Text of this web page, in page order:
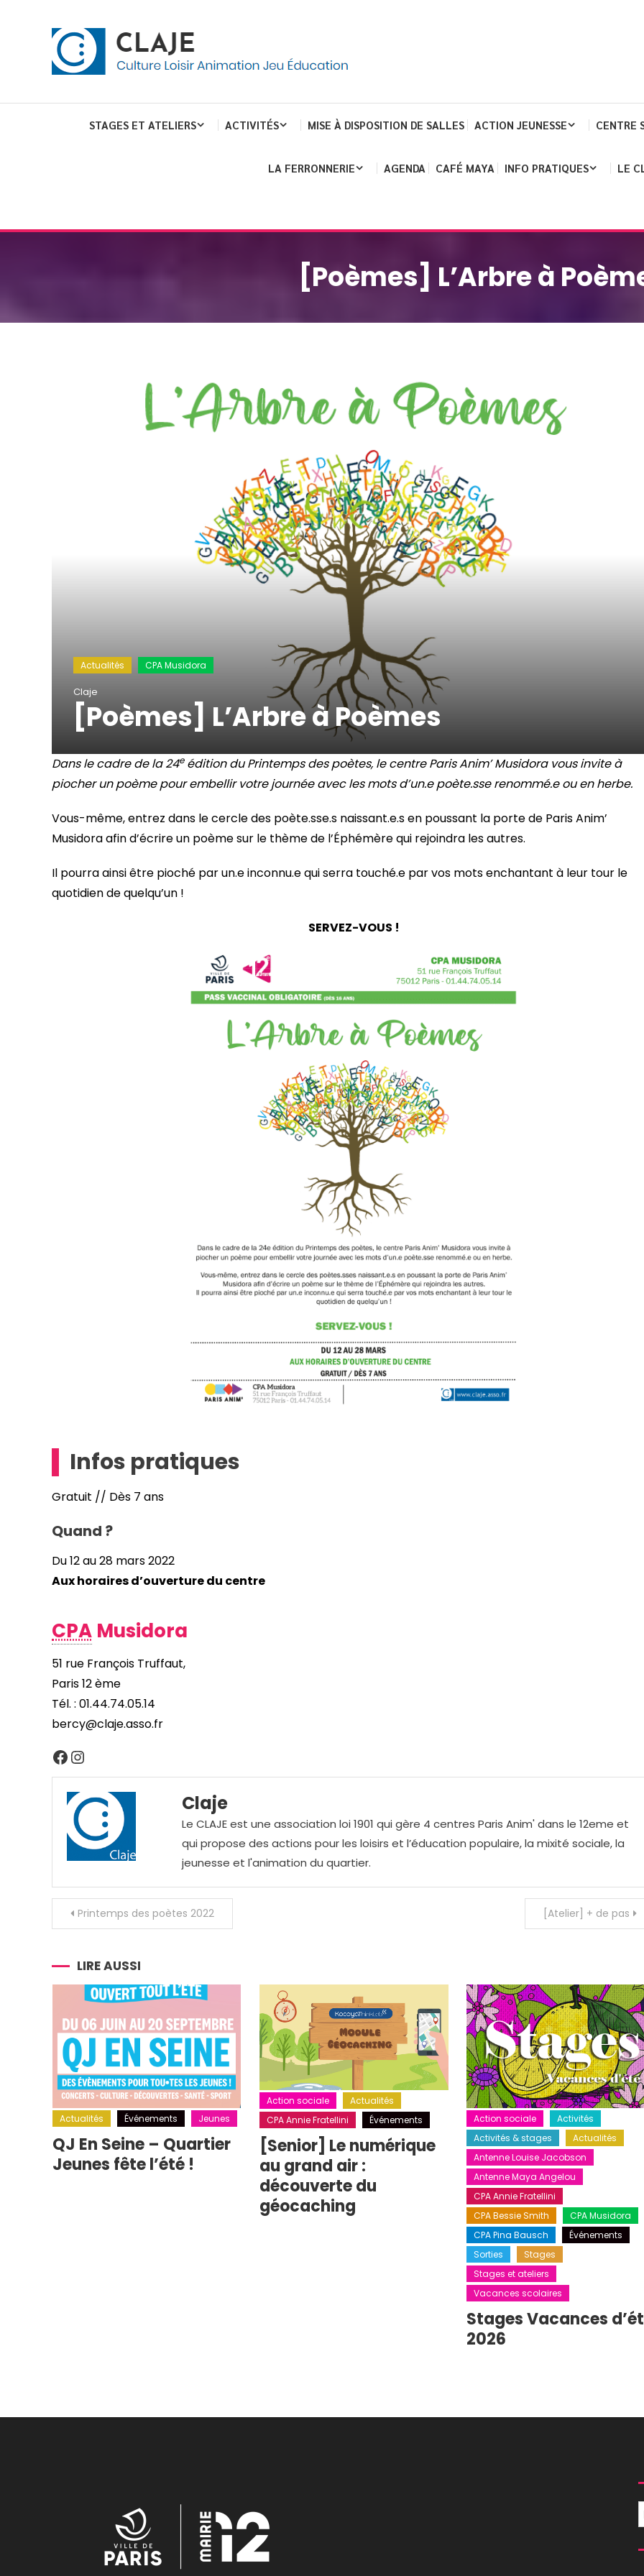
Claje
STAGES ET ATELIERS ACTIVITÉS MISE À DISPOSITION DE SALLES ACTION JEUNESSE CENTRE
LA FERRONNERIE AGENDA CAFÉ MAYA INFO PRATIQUES LE
[Poèmes] L’Arbre à
Actualités CPA Musidora
Claje
[Poèmes] L’Arbre à Poèmes
Dans le cadre de la 24eédition du Printemps des poètes, le centre Paris Anim’ Musidora vous invite à
piocher un poème pour embellir votre journée avec les mots d’un.e poète.sse renommé.e ou en herbe.
Vous-même, entrez dans le cercle des poète.sse.s naissant.e.s en poussant la porte de Paris Anim’
Musidora afin d’écrire un poème sur le thème de l’Éphémère qui rejoindra les autres.
Il pourra ainsi être pioché par un.e inconnu.e qui serra touché.e par vos mots enchantant à leur tour le
quotidien de quelqu’un !
SERVEZ-VOUS !
Infos pratiques
Gratuit // Dès 7 ans
Quand ?
Du 12 au 28 mars 2022
Aux horaires d’ouverture du centre
CPA Musidora
51 rue François Truffaut,
Paris 12 ème
Tél. : 01.44.74.05.14
bercy@claje.asso.fr
Facebook
Instagram
Claje
Le CLAJE est une association loi 1901 qui gère 4 centres Paris Anim' dans le 12eme et
qui propose des actions pour les loisirs et l’éducation populaire, la mixité sociale, la
jeunesse et l'animation du quartier.
Navigation
de
l’article
Printemps des poètes 2022 [Atelier] + de pas
LIRE AUSSI
Actualités Événements Jeunes
QJ En Seine – Quartier
Jeunes fête l’été !
Action sociale
Actualités
CPA Annie Fratellini
Événements
[Senior] Le numérique
au grand air :
découverte du
géocaching
Action sociale
Activités
Activités & stages
Actualités
Antenne Louise Jacobson
Antenne Maya Angelou
CPA Annie Fratellini
CPA Bessie Smith
CPA Musidora
CPA Pina Bausch
Événements
Sorties
Stages
Stages et ateliers
Vacances scolaires
Stages Vacances
2026